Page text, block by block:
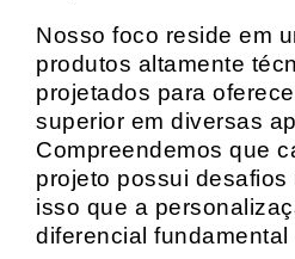
Nosso foco reside em
produtos altamente
projetados para
superior em diversas
Compreendemos que
projeto possui desafios
isso que a
diferencial